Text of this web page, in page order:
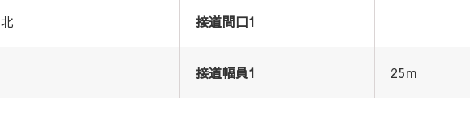
北 接道間口1
接道幅員1 25m